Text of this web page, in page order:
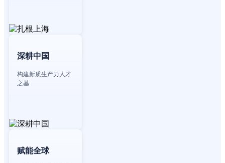
深耕中国
构建新质生产力人才
之基
赋能全球